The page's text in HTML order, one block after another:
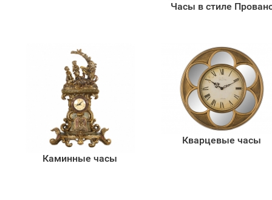
Часы в стиле
Каминные часы
Кварцевые часы